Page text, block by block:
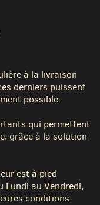
à la livraison
derniers puissent
possible.
qui permettent
grâce à la solution
est à pied
Lundi au Vendredi,
conditions.